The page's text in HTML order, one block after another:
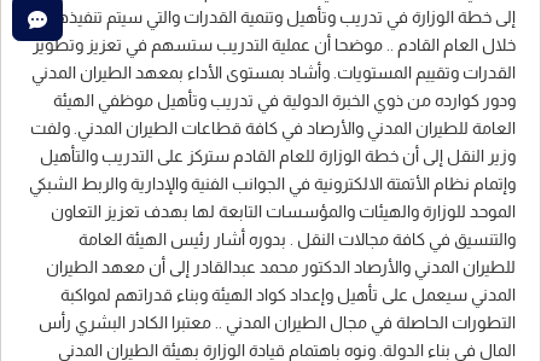
إلى خطة الوزارة في تدريب وتأهيل وتنمية القدرات والتي سيتم تنفيذها
خلال العام القادم .. موضحا أن عملية التدريب ستسهم في تعزيز وتطوير
القدرات وتقييم المستويات. وأشاد بمستوى الأداء بمعهد الطيران المدني
ودور كوارده من ذوي الخبرة الدولية في تدريب وتأهيل موظفي الهيئة
العامة للطيران المدني والأرصاد في كافة قطاعات الطيران المدني. ولفت
وزير النقل إلى أن خطة الوزارة للعام القادم ستركز على التدريب والتأهيل
وإتمام نظام الأتمتة الالكترونية في الجوانب الفنية والإدارية والربط الشبكي
الموحد للوزارة والهيئات والمؤسسات التابعة لها بهدف تعزيز التعاون
والتنسيق في كافة مجالات النقل . بدوره أشار رئيس الهيئة العامة
للطيران المدني والأرصاد الدكتور محمد عبدالقادر إلى أن معهد الطيران
المدني سيعمل على تأهيل وإعداد كواد الهيئة وبناء قدراتهم لمواكبة
التطورات الحاصلة في مجال الطيران المدني .. معتبرا الكادر البشري رأس
المال في بناء الدولة. ونوه باهتمام قيادة الوزارة بهيئة الطيران المدني